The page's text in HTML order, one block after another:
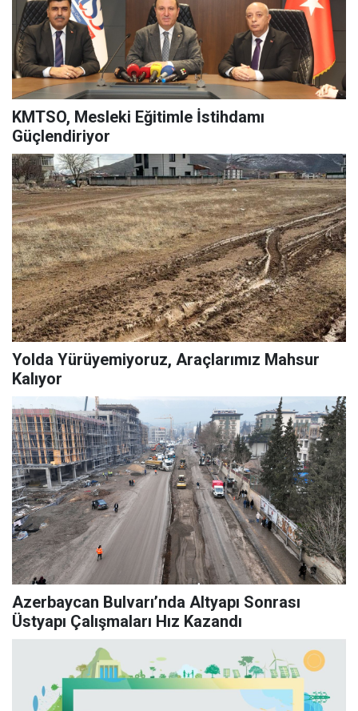
KMTSO, Mesleki Eğitimle İstihdamı
Güçlendiriyor
Yolda Yürüyemiyoruz, Araçlarımız Mahsur
Kalıyor
Azerbaycan Bulvarı’nda Altyapı Sonrası
Üstyapı Çalışmaları Hız Kazandı